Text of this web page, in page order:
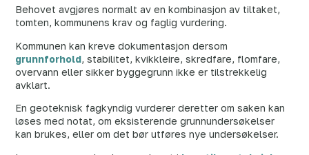
Behovet avgjøres normalt av en kombinasjon av tiltaket,
tomten, kommunens krav og faglig vurdering.
Kommunen kan kreve dokumentasjon dersom
grunnforhold, stabilitet, kvikkleire, skredfare, flomfare,
overvann eller sikker byggegrunn ikke er tilstrekkelig
avklart.
En geoteknisk fagkyndig vurderer deretter om saken kan
løses med notat, om eksisterende grunnundersøkelser
kan brukes, eller om det bør utføres nye undersøkelser.